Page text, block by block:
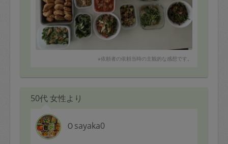
※依頼者の依頼当時の主観的な感想です。
50代 女性より
Ｏsayaka0